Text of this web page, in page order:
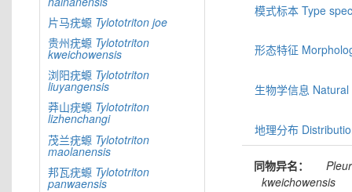
片马疣螈 Tylototriton joe
贵州疣螈 Tylototriton
kweichowensis
浏阳疣螈 Tylototriton
liuyangensis
莽山疣螈 Tylototriton
lizhenchangi
茂兰疣螈 Tylototriton
maolanensis
邦瓦疣螈 Tylototriton
panwaensis
模式标本 Type
形态特征
生物学信息
地理分布
同物异名：
kweichowensis